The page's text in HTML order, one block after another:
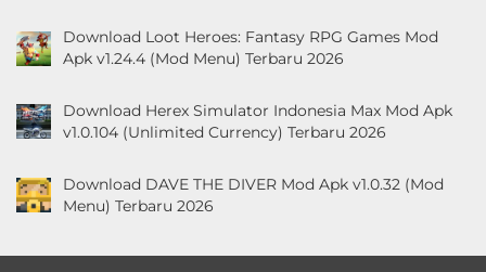
Download Loot Heroes: Fantasy RPG Games Mod
Apk v1.24.4 (Mod Menu) Terbaru 2026
Download Herex Simulator Indonesia Max Mod Apk
v1.0.104 (Unlimited Currency) Terbaru 2026
Download DAVE THE DIVER Mod Apk v1.0.32 (Mod
Menu) Terbaru 2026